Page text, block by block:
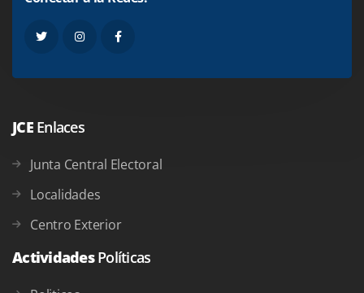
JCE Enlaces
Junta Central Electoral
Localidades
Centro Exterior
ActividadesPolíticas